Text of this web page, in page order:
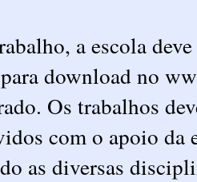
a escola
download no
Os trabalhos
com o apoio da
as diversas